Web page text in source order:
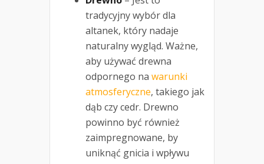
tradycyjny wybór dla
altanek, który nadaje
naturalny wygląd. Ważne,
aby używać drewna
odpornego na warunki
atmosferyczne, takiego jak
dąb czy cedr. Drewno
powinno być również
zaimpregnowane, by
uniknąć gnicia i wpływu